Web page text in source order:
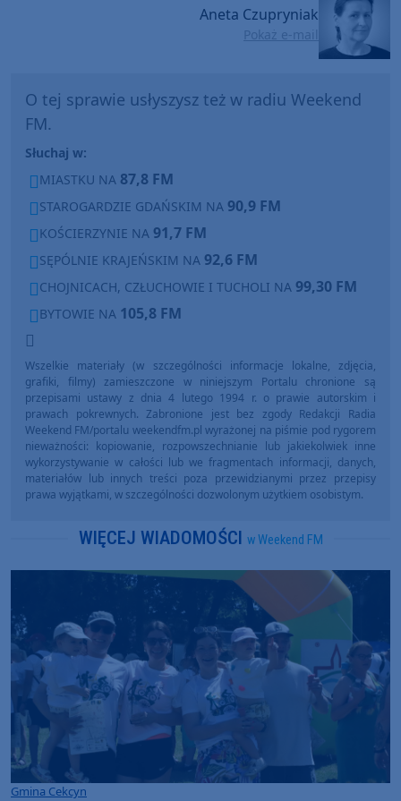
Aneta Czupryniak
Pokaż e-mail
O tej sprawie usłyszysz też w radiu Weekend
FM.
Słuchaj w:
MIASTKU NA 87,8 FM
STAROGARDZIE GDAŃSKIM NA 90,9 FM
KOŚCIERZYNIE NA 91,7 FM
SĘPÓLNIE KRAJEŃSKIM NA 92,6 FM
CHOJNICACH, CZŁUCHOWIE I TUCHOLI NA 99,30 FM
BYTOWIE NA 105,8 FM
Wszelkie materiały (w szczególności informacje lokalne, zdjęcia,
grafiki, filmy) zamieszczone w niniejszym Portalu chronione są
przepisami ustawy z dnia 4 lutego 1994 r. o prawie autorskim i
prawach pokrewnych. Zabronione jest bez zgody Redakcji Radia
Weekend FM/portalu weekendfm.pl wyrażonej na piśmie pod rygorem
nieważności: kopiowanie, rozpowszechnianie lub jakiekolwiek inne
wykorzystywanie w całości lub we fragmentach informacji, danych,
materiałów lub innych treści poza przewidzianymi przez przepisy
prawa wyjątkami, w szczególności dozwolonym użytkiem osobistym.
WIĘCEJ WIADOMOŚCI w Weekend FM
Gmina Cekcyn